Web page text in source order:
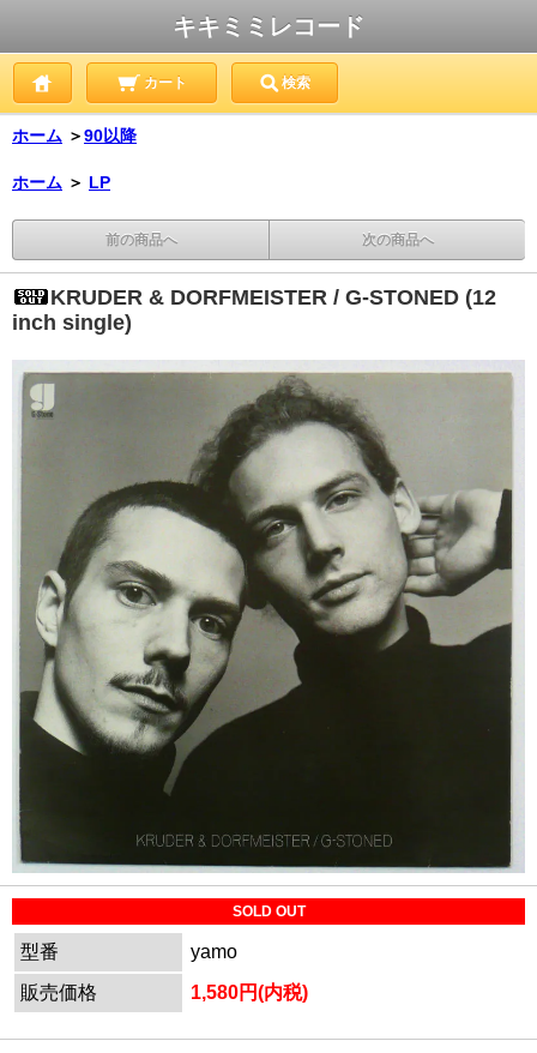
キキミミレコード
カート 検索
ホーム ＞90以降
ホーム ＞ LP
前の商品へ 次の商品へ
KRUDER & DORFMEISTER / G-STONED (12
inch single)
SOLD OUT
型番
yamo
販売価格
1,580円(内税)